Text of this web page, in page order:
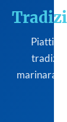
Piatti
marinara